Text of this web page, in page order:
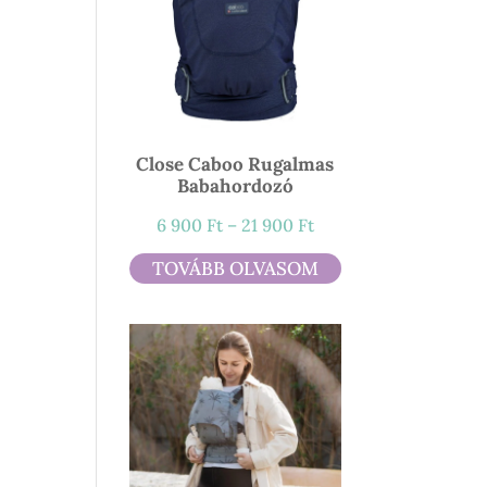
Close Caboo Rugalmas
Babahordozó
6 900 Ft – 21 900 FtÁrtartomány:
6
900 Ft
21
900 Ft
TOVÁBB OLVASOM